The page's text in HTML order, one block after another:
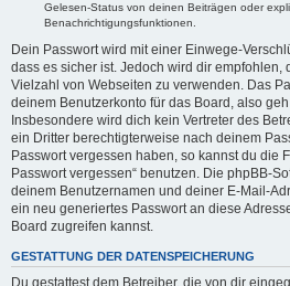
Gelesen-Status von deinen Beiträgen oder
Benachrichtigungsfunktionen.
Dein Passwort wird mit einer Einwege-
dass es sicher ist. Jedoch wird dir empfohlen,
Vielzahl von Webseiten zu verwenden. Das
deinem Benutzerkonto für das Board, also
Insbesondere wird dich kein Vertreter des
ein Dritter berechtigterweise nach deinem
Passwort vergessen haben, so kannst du die
Passwort vergessen“ benutzen. Die phpBB-
deinem Benutzernamen und deiner E-Mail-
ein neu generiertes Passwort an diese
Board zugreifen kannst.
GESTATTUNG DER DATENSPEICHERUNG
Du gestattest dem Betreiber, die von dir